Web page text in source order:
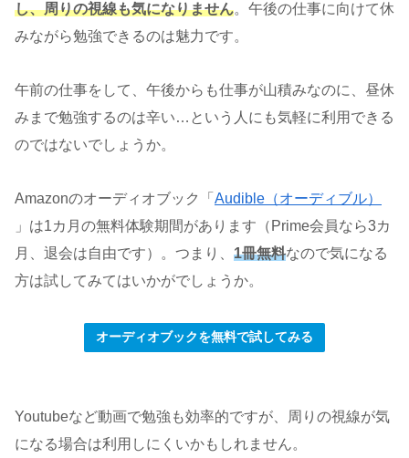
し、周りの視線も気になりません。午後の仕事に向けて休
みながら勉強できるのは魅力です。
午前の仕事をして、午後からも仕事が山積みなのに、昼休
みまで勉強するのは辛い…という人にも気軽に利用できる
のではないでしょうか。
Amazonのオーディオブック「 Audible（オーディブル）
」は1カ月の無料体験期間があります（Prime会員なら3カ
月、退会は自由です）。つまり、 1冊無料なので気になる
方は試してみてはいかがでしょうか。
オーディオブックを無料で試してみる
Youtubeなど動画で勉強も効率的ですが、周りの視線が気
になる場合は利用しにくいかもしれません。